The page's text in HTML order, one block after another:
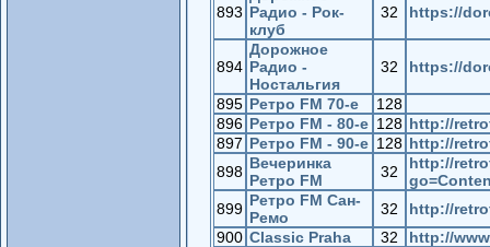
893 Радио - Рок-
клуб
32 https://
894
Дорожное
Радио -
Ностальгия
32 https://
895 Ретро FM 70-е
128
896 Ретро FM - 80-е 128 http://
897 Ретро FM - 90-е 128 http://
898 Вечеринка
Ретро FM
32
http://
899 Ретро FM Сан-
Ремо
32
http://
900 Classic Praha 32 http://